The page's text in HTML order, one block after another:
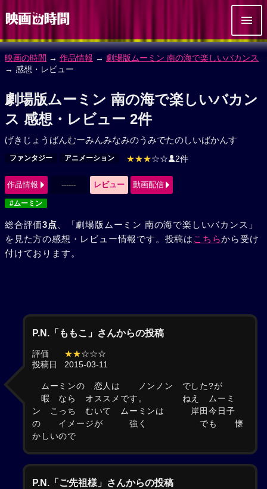
映画の時間 → 作品情報 → 劇場版ムーミン 南の海で楽しいバカンス
→ 感想・レビュー
劇場版ムーミン 南の海で楽しいバカン
ス 感想・レビュー 2件
げきじょうばんむーみんみなみのうみでたのしいばかんす
ファンタジー アニメーション ★★★☆☆ 2件
作品情報 ------ レビュー 動画配信
#ムーミン
総合評価3点 、「劇場版ムーミン 南の海で楽しいバカンス」
を見た方の感想・レビュー情報です。投稿は こちらから受け
付けております。
P.N.「ももこ」さんからの投稿
評価 ★★☆☆☆
投稿日
2015-03-11
ムーミンの 恋人は ノンノン でした?が
暇 なら オススメです。 ねえ ムーミ
ン こっち むいて ムーミンは 岸田今日子
の イメージが 強く でも 懐
かしいので
P.N.「ご先祖様」さんからの投稿